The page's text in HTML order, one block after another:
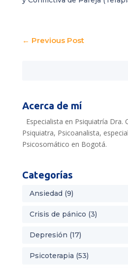
← Previous Post
Acerca de mí
Especialista en Psiquiatría Dra.
Psiquiatra, Psicoanalista,
Psicosomático en Bogotá.
Categorías
Ansiedad (9)
Crisis de pánico (3)
Depresión (17)
Psicoterapia (53)